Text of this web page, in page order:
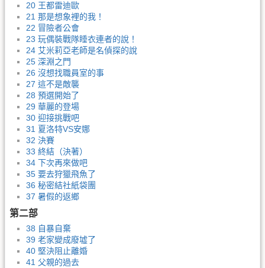
20 王都雷迪歐
21 那是想象裡的我！
22 冒險者公會
23 玩偶裝戰隊睡衣連者的說！
24 艾米莉亞老師是名偵探的說
25 深淵之門
26 沒想找職員室的事
27 這不是敵襲
28 預選開始了
29 華麗的登場
30 迎接挑戰吧
31 夏洛特VS安娜
32 決賽
33 終結（決著）
34 下次再來做吧
35 要去狩獵飛魚了
36 秘密結社紙袋團
37 暑假的返鄉
第二部
38 自暴自棄
39 老家變成廢墟了
40 堅決阻止離婚
41 父親的過去